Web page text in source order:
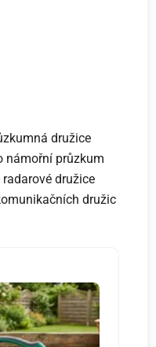
družice
námořní průzkum
družice
družic